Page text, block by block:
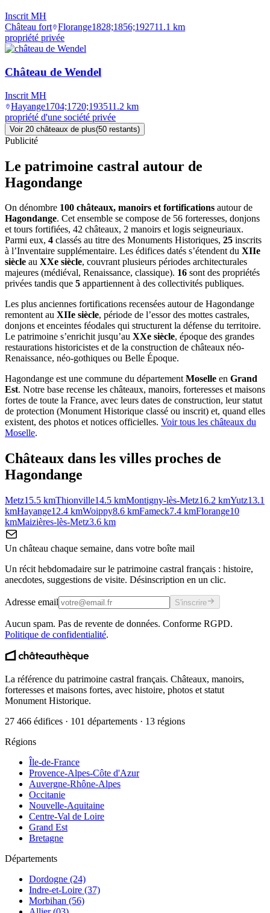
Inscrit MH
Château fort Florange1828;1856;192711.1 km
propriété privée
Château de Wendel
Inscrit MH
Hayange1704;1720;193511.2 km
propriété d'une société privée
Voir 20 châteaux de plus(50 restants)
Publicité
Le patrimoine castral autour de
Hagondange
On dénombre 100 châteaux, manoirs et fortifications autour de
Hagondange. Cet ensemble se compose de 56 forteresses, donjons
et tours fortifiées, 42 châteaux, 2 manoirs et logis seigneuriaux.
Parmi eux, 4 classés au titre des Monuments Historiques, 25 inscrits
à l’Inventaire supplémentaire. Les édifices datés s’étendent du XIIe
siècle au XXe siècle, couvrant plusieurs périodes architecturales
majeures (médiéval, Renaissance, classique). 16 sont des propriétés
privées tandis que 5 appartiennent à des collectivités publiques.
Les plus anciennes fortifications recensées autour de Hagondange
remontent au XIIe siècle, période de l’essor des mottes castrales,
donjons et enceintes féodales qui structurent la défense du territoire.
Le patrimoine s’enrichit jusqu’au XXe siècle, époque des grandes
restaurations historicistes et de la construction de châteaux néo-
Renaissance, néo-gothiques ou Belle Époque.
Hagondange est une commune du départementMoselle en Grand
Est. Notre base recense les châteaux, manoirs, forteresses et maisons
fortes de toute la France, avec leurs dates de construction, leur statut
de protection (Monument Historique classé ou inscrit) et, quand elles
existent, des photos et notices officielles. Voir tous les châteaux du
Moselle.
Châteaux dans les villes proches de
Hagondange
Metz15.5 kmThionville14.5 kmMontigny-lès-Metz16.2 kmYutz13.1
kmHayange12.4 kmWoippy8.6 kmFameck7.4 kmFlorange10
kmMaizières-lès-Metz3.6 km
Un château chaque semaine, dans votre boîte mail
Un récit hebdomadaire sur le patrimoine castral français : histoire,
anecdotes, suggestions de visite. Désinscription en un clic.
Adresse email S'inscrire
Aucun spam. Pas de revente de données. Conforme RGPD.
Politique de confidentialité.
La référence du patrimoine castral français. Châteaux, manoirs,
forteresses et maisons fortes, avec histoire, photos et statut
Monument Historique.
27 466 édifices · 101 départements · 13 régions
Régions
Île-de-France
Provence-Alpes-Côte d'Azur
Auvergne-Rhône-Alpes
Occitanie
Nouvelle-Aquitaine
Centre-Val de Loire
Grand Est
Bretagne
Départements
Dordogne (24)
Indre-et-Loire (37)
Morbihan (56)